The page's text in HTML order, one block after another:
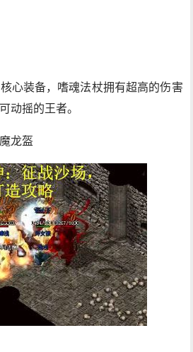
心装备，嗜魂法杖拥有超高的伤害
动摇的王者。
龙盔